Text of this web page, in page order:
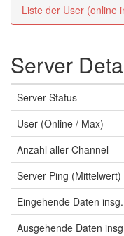
Liste der User (online
Server
Server Status
User (Online / Max)
Anzahl aller Channel
Server Ping (Mittelwert)
Eingehende Daten insg.
Ausgehende Daten